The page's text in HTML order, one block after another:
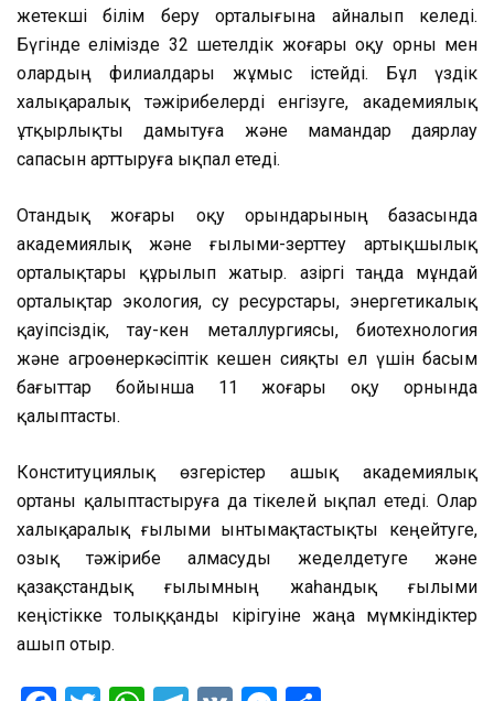
жетекші білім беру орталығына айналып келеді.
Бүгінде елімізде 32 шетелдік жоғары оқу орны мен
олардың филиалдары жұмыс істейді. Бұл үздік
халықаралық тәжірибелерді енгізуге, академиялық
ұтқырлықты дамытуға және мамандар даярлау
сапасын арттыруға ықпал етеді.
Отандық жоғары оқу орындарының базасында
академиялық және ғылыми-зерттеу артықшылық
орталықтары құрылып жатыр. Қазіргі таңда мұндай
орталықтар экология, су ресурстары, энергетикалық
қауіпсіздік, тау-кен металлургиясы, биотехнология
және агроөнеркәсіптік кешен сияқты ел үшін басым
бағыттар бойынша 11 жоғары оқу орнында
қалыптасты.
Конституциялық өзгерістер ашық академиялық
ортаны қалыптастыруға да тікелей ықпал етеді. Олар
халықаралық ғылыми ынтымақтастықты кеңейтуге,
озық тәжірибе алмасуды жеделдетуге және
қазақстандық ғылымның жаһандық ғылыми
кеңістікке толыққанды кірігуіне жаңа мүмкіндіктер
ашып отыр.